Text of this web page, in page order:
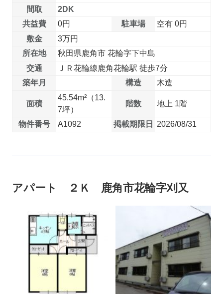
間取
2DK
共益費
0円 駐車場
空有 0円
敷金
3万円
所在地
秋田県鹿角市 花輪字下中島
交通
ＪＲ花輪線鹿角花輪駅 徒歩7分
築年月
構造 木造
面積
45.54m²（13.
7坪）
階数 地上 1階
物件番号 A1092 掲載期限日 2026/08/31
アパート ２Ｋ 鹿角市花輪字刈又